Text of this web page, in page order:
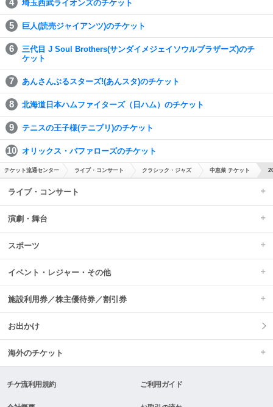
埼玉西武ライオンズのチケット
巨人(読売ジャイアンツ)のチケット
三代目 J Soul Brothers(サンダイメジェイソウルブラザーズ)のチ
ケット
あんさんぶるスターズ!(あんスタ)のチケット
北海道日本ハムファイターズ（日ハム）のチケット
テニスの王子様(テニプリ)のチケット
オリックス・バファローズのチケット
チケット流通センター ライブ・コンサート クラシック・ジャズ 中恵菜 チケット
ライブ・コンサート
演劇・舞台
スポーツ
イベント・レジャー・その他
施設利用券／株主優待券／割引券
お出かけ
海外のチケット
チケ流利用規約 ご利用ガイド